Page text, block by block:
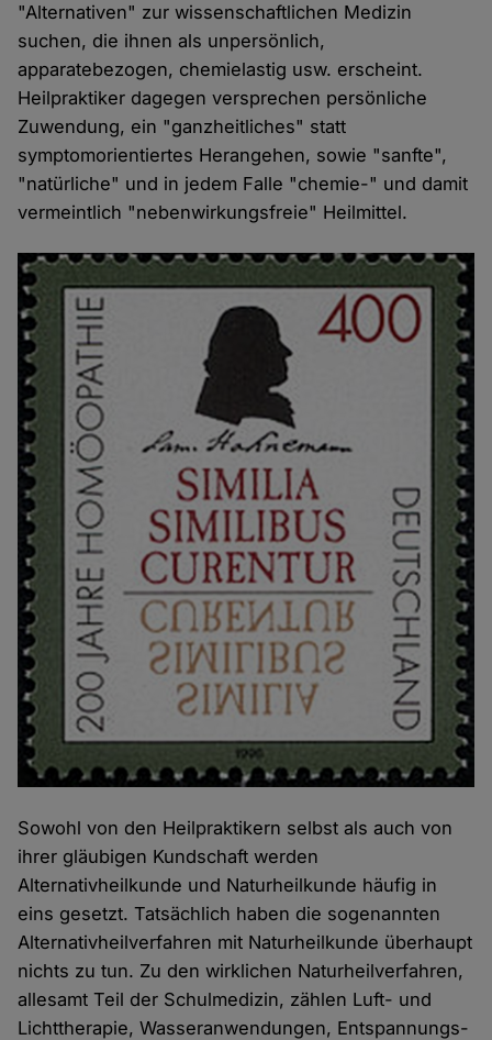
"Alternativen" zur wissenschaftlichen Medizin
suchen, die ihnen als unpersönlich,
apparatebezogen, chemielastig usw. erscheint.
Heilpraktiker dagegen versprechen persönliche
Zuwendung, ein "ganzheitliches" statt
symptomorientiertes Herangehen, sowie "sanfte",
"natürliche" und in jedem Falle "chemie-" und damit
vermeintlich "nebenwirkungsfreie" Heilmittel.
Sowohl von den Heilpraktikern selbst als auch von
ihrer gläubigen Kundschaft werden
Alternativheilkunde und Naturheilkunde häufig in
eins gesetzt. Tatsächlich haben die sogenannten
Alternativheilverfahren mit Naturheilkunde überhaupt
nichts zu tun. Zu den wirklichen Naturheilverfahren,
allesamt Teil der Schulmedizin, zählen Luft- und
Lichttherapie, Wasseranwendungen, Entspannungs-